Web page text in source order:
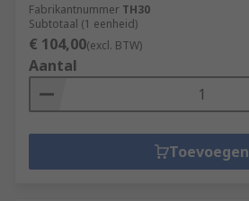
Fabrikantnummer TH30
Subtotaal (1 eenheid)
€ 104,00(excl. BTW)
Aantal
Toevoegen